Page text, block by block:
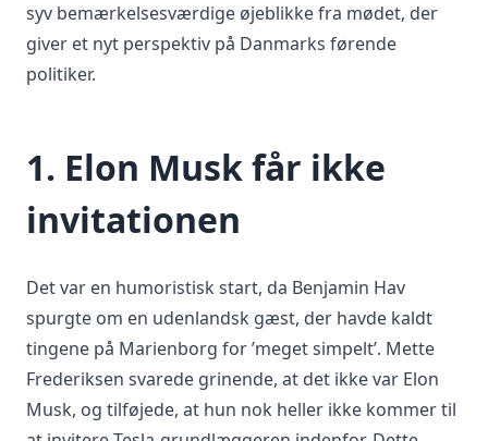
syv bemærkelsesværdige øjeblikke fra mødet, der
giver et nyt perspektiv på Danmarks førende
politiker.
1. Elon Musk får ikke
invitationen
Det var en humoristisk start, da Benjamin Hav
spurgte om en udenlandsk gæst, der havde kaldt
tingene på Marienborg for ’meget simpelt’. Mette
Frederiksen svarede grinende, at det ikke var Elon
Musk, og tilføjede, at hun nok heller ikke kommer til